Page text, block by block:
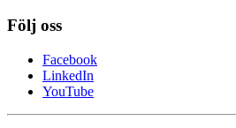
Följ oss
Facebook
LinkedIn
YouTube